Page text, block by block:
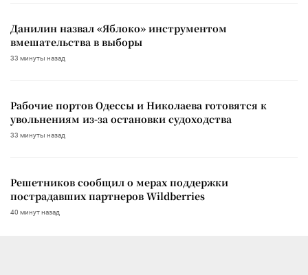
Данилин назвал «Яблоко» инструментом
вмешательства в выборы
33 минуты назад
Рабочие портов Одессы и Николаева готовятся к
увольнениям из-за остановки судоходства
33 минуты назад
Решетников сообщил о мерах поддержки
пострадавших партнеров Wildberries
40 минут назад